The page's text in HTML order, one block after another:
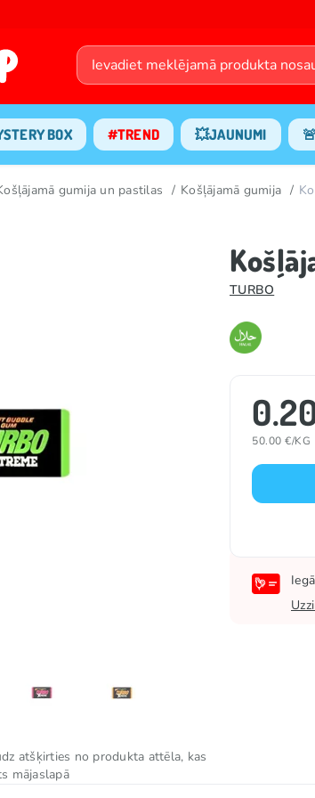
BOX #TREND 💥JAUNUMI
gumija un pastilas Košļājamā gumija
TURBO
50.00 €/KG
atšķirties no produkta attēla, kas
mājaslapā